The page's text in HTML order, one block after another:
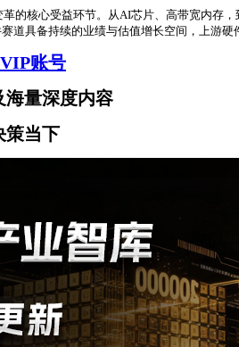
核心受益环节。从AI芯片、高带宽内存
具备持续的业绩与估值增长空间，上游硬
账号
海量深度内容
策当下